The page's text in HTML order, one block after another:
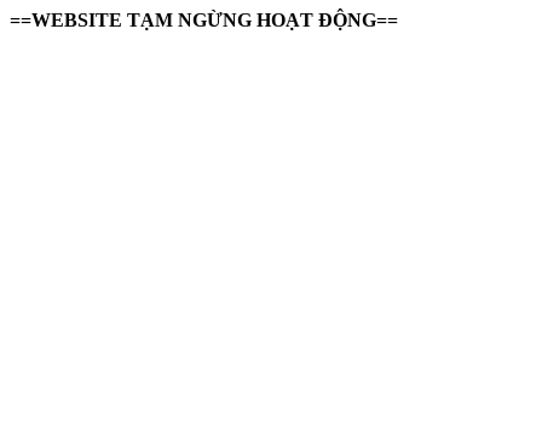
==WEBSITE TẠM NGỪNG HOẠT ĐỘNG==